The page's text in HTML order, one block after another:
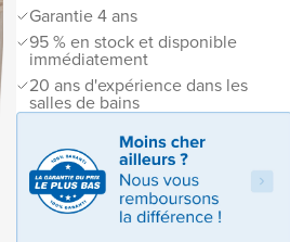
Garantie 4 ans
95 % en stock et disponible
immédiatement
20 ans d'expérience dans les
salles de bains